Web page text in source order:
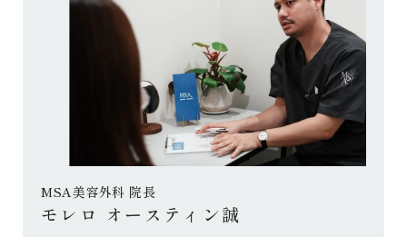
MSA美容外科 院長
モレロ オースティン誠